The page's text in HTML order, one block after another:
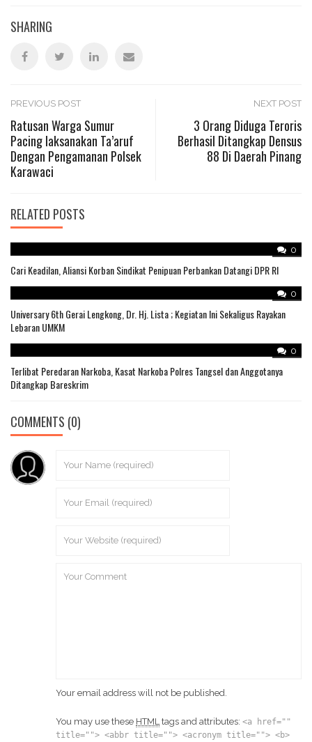
SHARING
Post
navigation
PREVIOUS POST
Ratusan Warga Sumur
Pacing laksanakan Ta’aruf
Dengan Pengamanan Polsek
Karawaci
NEXT POST
3 Orang Diduga Teroris
Berhasil Ditangkap Densus
88 Di Daerah Pinang
RELATED POSTS
0
Cari Keadilan, Aliansi Korban Sindikat Penipuan Perbankan Datangi DPR RI
0
Universary 6th Gerai Lengkong, Dr. Hj. Lista ; Kegiatan Ini Sekaligus Rayakan
Lebaran UMKM
0
Terlibat Peredaran Narkoba, Kasat Narkoba Polres Tangsel dan Anggotanya
Ditangkap Bareskrim
COMMENTS (0)
Your email address will not be published.
You may use these HTML tags and attributes: <a href=""
title=""> <abbr title=""> <acronym title=""> <b>